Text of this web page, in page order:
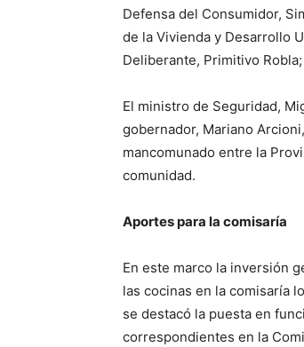
Defensa del Consumidor,
de la Vivienda y Desarrollo
Deliberante, Primitivo
El ministro de Seguridad,
gobernador, Mariano
mancomunado entre la
comunidad.
Aportes para la comisaría
En este marco la inversión
las cocinas en la comisaría
se destacó la puesta en
correspondientes en la